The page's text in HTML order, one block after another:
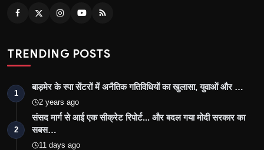
TRENDING POSTS
1
बाड़मेर के स्पा सेंटरों में अनैतिक गतिविधियों का खुलासा, युवाओं और …
2 years ago
2
संसद मार्ग से आई एक सीक्रेट रिपोर्ट... और बदल गया मोदी सरकार का
सबस…
11 days ago